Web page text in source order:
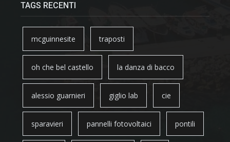
TAGS RECENTI
mcguinnesite traposti
oh che bel castello la danza di bacco
alessio guarnieri giglio lab cie
sparavieri pannelli fotovoltaici pontili